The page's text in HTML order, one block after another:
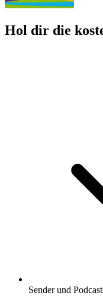
Hol dir die
Sender und